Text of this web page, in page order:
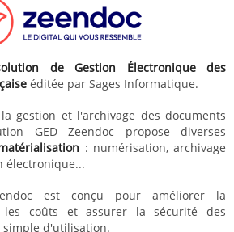
de Gestion Électronique des
éditée par Sages Informatique.
gestion et l'archivage des documents
GED Zeendoc propose diverses
: numérisation, archivage
électronique...
est conçu pour améliorer la
les coûts et assurer la sécurité des
d'utilisation.